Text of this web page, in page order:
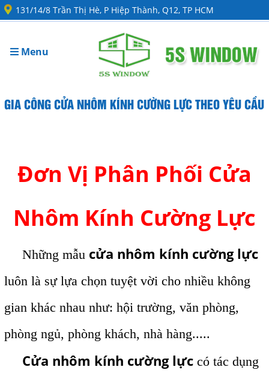
131/14/8 Trần Thị Hè, P Hiệp Thành, Q12, TP HCM
Menu
GIA CÔNG CỬA NHÔM KÍNH CƯỜNG LỰC THEO YÊU CẦU
Đơn Vị Phân Phối Cửa
Nhôm Kính Cường Lực
Những mẫu cửa nhôm kính cường lực
luôn là sự lựa chọn tuyệt vời cho nhiều không
gian khác nhau như: hội trường, văn phòng,
phòng ngủ, phòng khách, nhà hàng.....
Cửa nhôm kính cường lực có tác dụng